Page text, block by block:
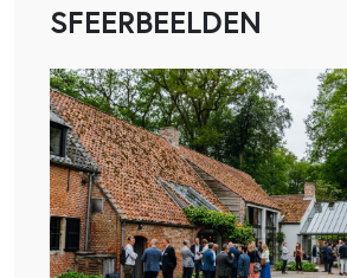
SFEERBEELDEN